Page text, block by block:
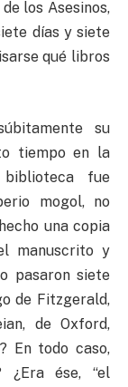
los Asesinos,
días y siete
qué libros
su
tiempo en la
fue
mogol, no
una copia
manuscrito y
pasaron siete
de Fitzgerald,
de Oxford,
En todo caso,
¿Era ése, “el